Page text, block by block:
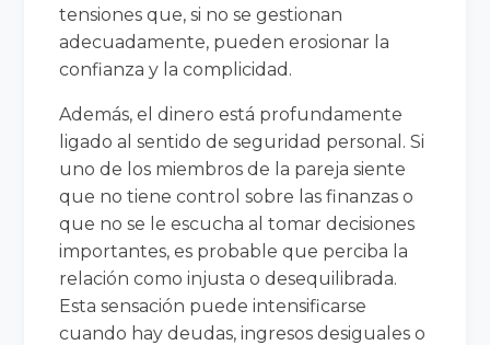
tensiones que, si no se gestionan
adecuadamente, pueden erosionar la
confianza y la complicidad.
Además, el dinero está profundamente
ligado al sentido de seguridad personal. Si
uno de los miembros de la pareja siente
que no tiene control sobre las finanzas o
que no se le escucha al tomar decisiones
importantes, es probable que perciba la
relación como injusta o desequilibrada.
Esta sensación puede intensificarse
cuando hay deudas, ingresos desiguales o